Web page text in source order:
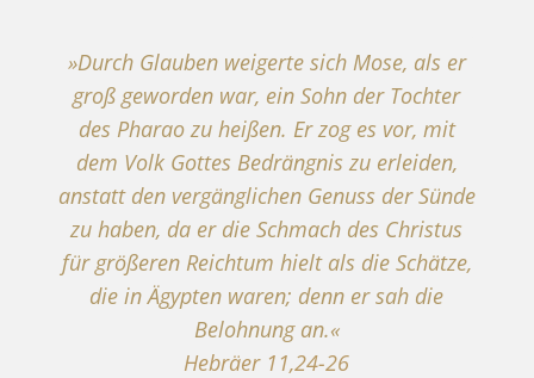
»Durch Glauben weigerte sich Mose, als er
groß geworden war, ein Sohn der Tochter
des Pharao zu heißen. Er zog es vor, mit
dem Volk Gottes Bedrängnis zu erleiden,
anstatt den vergänglichen Genuss der Sünde
zu haben, da er die Schmach des Christus
für größeren Reichtum hielt als die Schätze,
die in Ägypten waren; denn er sah die
Belohnung an.«
Hebräer 11,24-26